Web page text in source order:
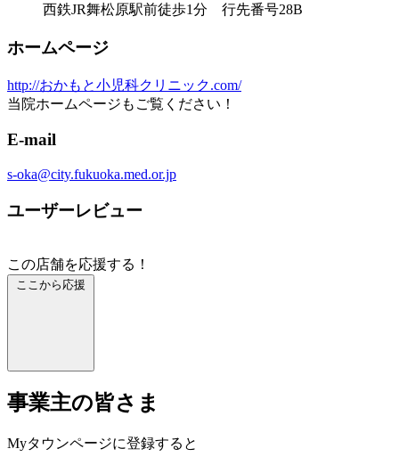
西鉄JR舞松原駅前徒歩1分 行先番号28B
ホームページ
http://おかもと小児科クリニック.com/
当院ホームページもご覧ください！
E-mail
s-oka@city.fukuoka.med.or.jp
ユーザーレビュー
この店舗を応援する！
ここから応援
事業主の皆さま
Myタウンページに登録すると